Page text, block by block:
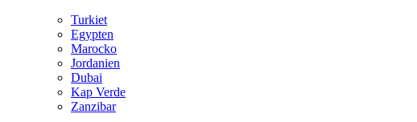
Turkiet
Egypten
Marocko
Jordanien
Dubai
Kap Verde
Zanzibar